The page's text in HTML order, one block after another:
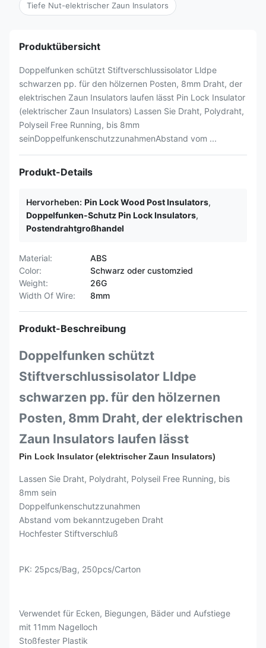
Tiefe Nut-elektrischer Zaun Insulators
Produktübersicht
Doppelfunken schützt Stiftverschlussisolator Lldpe
schwarzen pp. für den hölzernen Posten, 8mm Draht, der
elektrischen Zaun Insulators laufen lässt Pin Lock Insulator
(elektrischer Zaun Insulators) Lassen Sie Draht, Polydraht,
Polyseil Free Running, bis 8mm
seinDoppelfunkenschutzzunahmenAbstand vom ...
Produkt-Details
Hervorheben: Pin Lock Wood Post Insulators,
Doppelfunken-Schutz Pin Lock Insulators,
Postendrahtgroßhandel
Material:
ABS
Color:
Schwarz oder customzied
Weight:
26G
Width Of Wire:
8mm
Produkt-Beschreibung
Doppelfunken schützt
Stiftverschlussisolator Lldpe
schwarzen pp. für den hölzernen
Posten, 8mm Draht, der elektrischen
Zaun Insulators laufen lässt
Pin Lock Insulator (elektrischer Zaun Insulators)
Lassen Sie Draht, Polydraht, Polyseil Free Running, bis
8mm sein
Doppelfunkenschutzzunahmen
Abstand vom bekanntzugeben Draht
Hochfester Stiftverschluß
PK: 25pcs/Bag, 250pcs/Carton
Verwendet für Ecken, Biegungen, Bäder und Aufstiege
mit 11mm Nagelloch
Stoßfester Plastik